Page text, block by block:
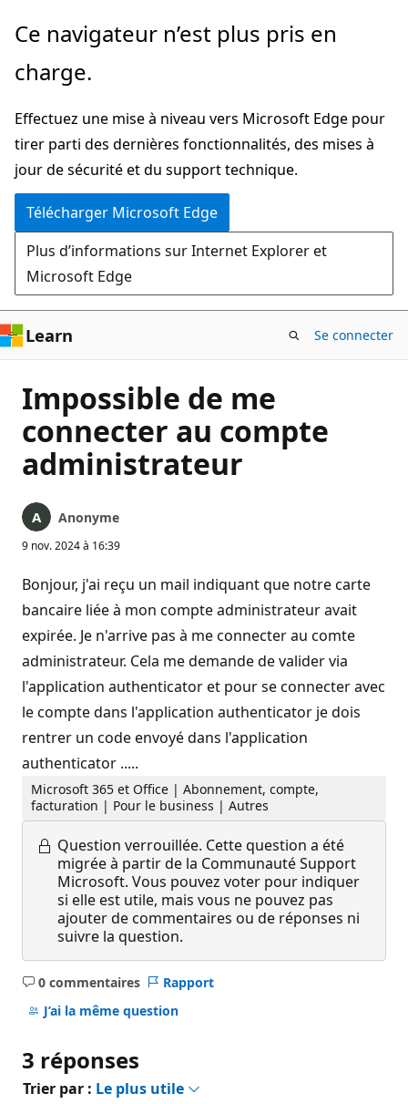
Passer
directement
au
principal
Ce navigateur n’est plus pris en
charge.
Effectuez une mise à niveau vers Microsoft Edge pour
tirer parti des dernières fonctionnalités, des mises à
jour de sécurité et du support technique.
Télécharger Microsoft Edge
Plus d’informations sur Internet Explorer et
Microsoft Edge
Learn Se connecter
Impossible de me
connecter au compte
administrateur
Anonyme
9 nov. 2024 à 16:39
Bonjour, j'ai reçu un mail indiquant que notre carte
bancaire liée à mon compte administrateur avait
expirée. Je n'arrive pas à me connecter au comte
administrateur. Cela me demande de valider via
l'application authenticator et pour se connecter avec
le compte dans l'application authenticator je dois
rentrer un code envoyé dans l'application
authenticator .....
Microsoft 365 et Office | Abonnement, compte,
facturation | Pour le business | Autres
Question verrouillée. Cette question a été
migrée à partir de la Communauté Support
Microsoft. Vous pouvez voter pour indiquer
si elle est utile, mais vous ne pouvez pas
ajouter de commentaires ou de réponses ni
suivre la question.
0 commentaires
Aucun
commentaire
Rapport
J’ai la même question
3 réponses
Trier par : Le plus utile